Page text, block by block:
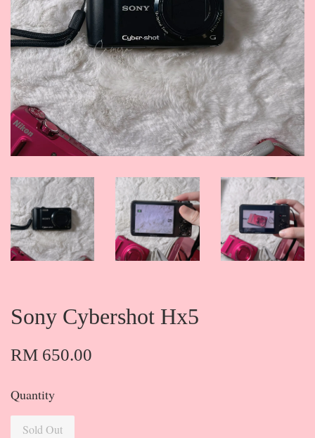
Sony Cybershot Hx5
RM 650.00
Quantity
Sold Out